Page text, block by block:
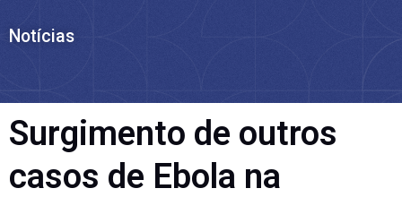
Notícias
Surgimento de outros
casos de Ebola na